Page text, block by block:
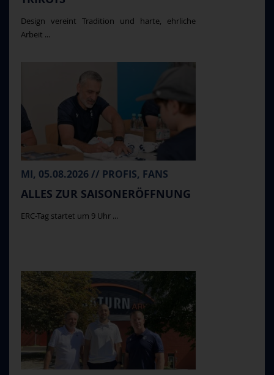
Design vereint Tradition und harte, ehrliche
Arbeit ...
MI, 05.08.2026 // PROFIS, FANS
ALLES ZUR SAISONERÖFFNUNG
ERC-Tag startet um 9 Uhr ...